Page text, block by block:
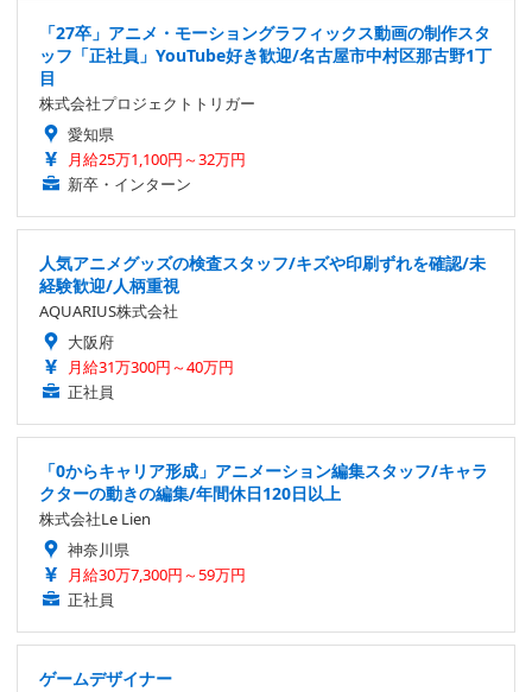
「27卒」アニメ・モーショングラフィックス動画の制作スタ
ッフ「正社員」YouTube好き歓迎/名古屋市中村区那古野1丁
目
株式会社プロジェクトトリガー
愛知県
月給25万1,100円～32万円
新卒・インターン
人気アニメグッズの検査スタッフ/キズや印刷ずれを確認/未
経験歓迎/人柄重視
AQUARIUS株式会社
大阪府
月給31万300円～40万円
正社員
「0からキャリア形成」アニメーション編集スタッフ/キャラ
クターの動きの編集/年間休日120日以上
株式会社Le Lien
神奈川県
月給30万7,300円～59万円
正社員
ゲームデザイナー